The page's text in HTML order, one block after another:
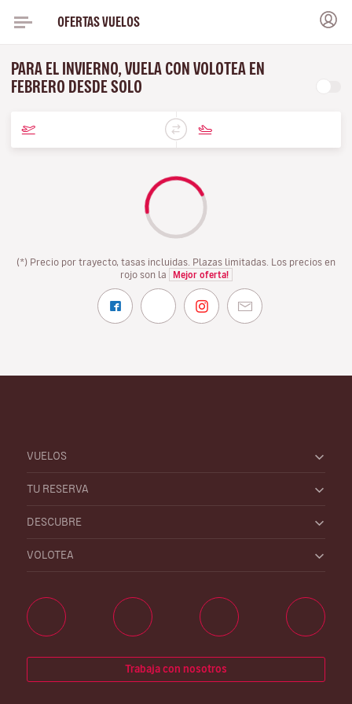
OFERTAS VUELOS
PARA EL INVIERNO, VUELA CON VOLOTEA EN
FEBRERO DESDE SOLO
(*) Precio por trayecto, tasas incluidas. Plazas limitadas. Los precios en
rojo son la
Mejor oferta!
VUELOS
TU RESERVA
DESCUBRE
VOLOTEA
Trabaja con nosotros